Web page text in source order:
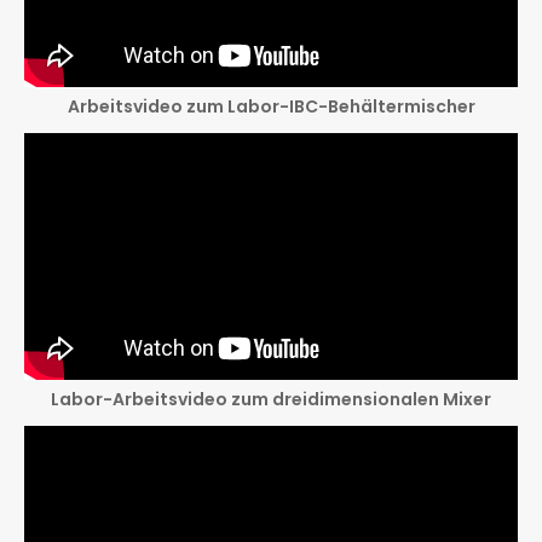
Arbeitsvideo zum Labor-IBC-Behältermischer
Labor-Arbeitsvideo zum dreidimensionalen Mixer